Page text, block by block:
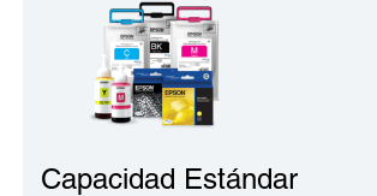
Capacidad Estándar